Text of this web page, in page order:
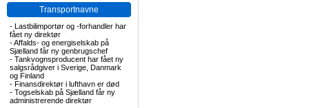
Transportnavne
- Lastbilimportør og -forhandler har
fået ny direktør
-Affalds- og energiselskab på
Sjælland får ny genbrugschef
- Tankvognsproducent har fået ny
salgsrådgiver i Sverige, Danmark
og Finland
- Finansdirektør i lufthavn er død
- Togselskab på Sjælland får ny
administrerende direktør